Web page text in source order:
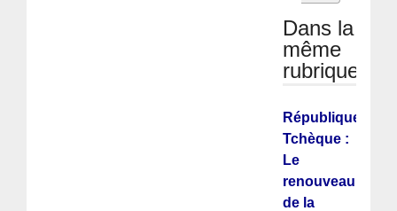
Dans la
même
rubrique
République
Tchèque :
Le
renouveau
de la